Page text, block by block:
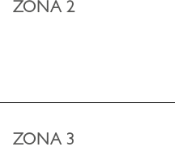
ZONA 2
ZONA 3